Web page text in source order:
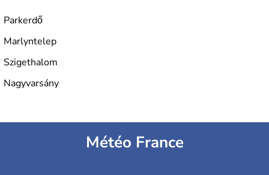
développée en Hongrie.
Parkerdő
Marlyntelep
Szigethalom
Nagyvarsány
Météo France